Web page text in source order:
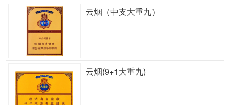
云烟（中支大重九）
云烟(9+1大重九)